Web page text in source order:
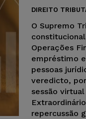
DIREITO
O Supremo
Operações
empréstimo
pessoas
veredicto,
sessão
repercussão